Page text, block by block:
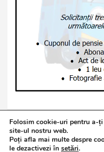
Copyright ©
Folosim cookie-uri pentru a-
site-ul nostru web.
Poți afla mai multe despre
le dezactivezi în setări.